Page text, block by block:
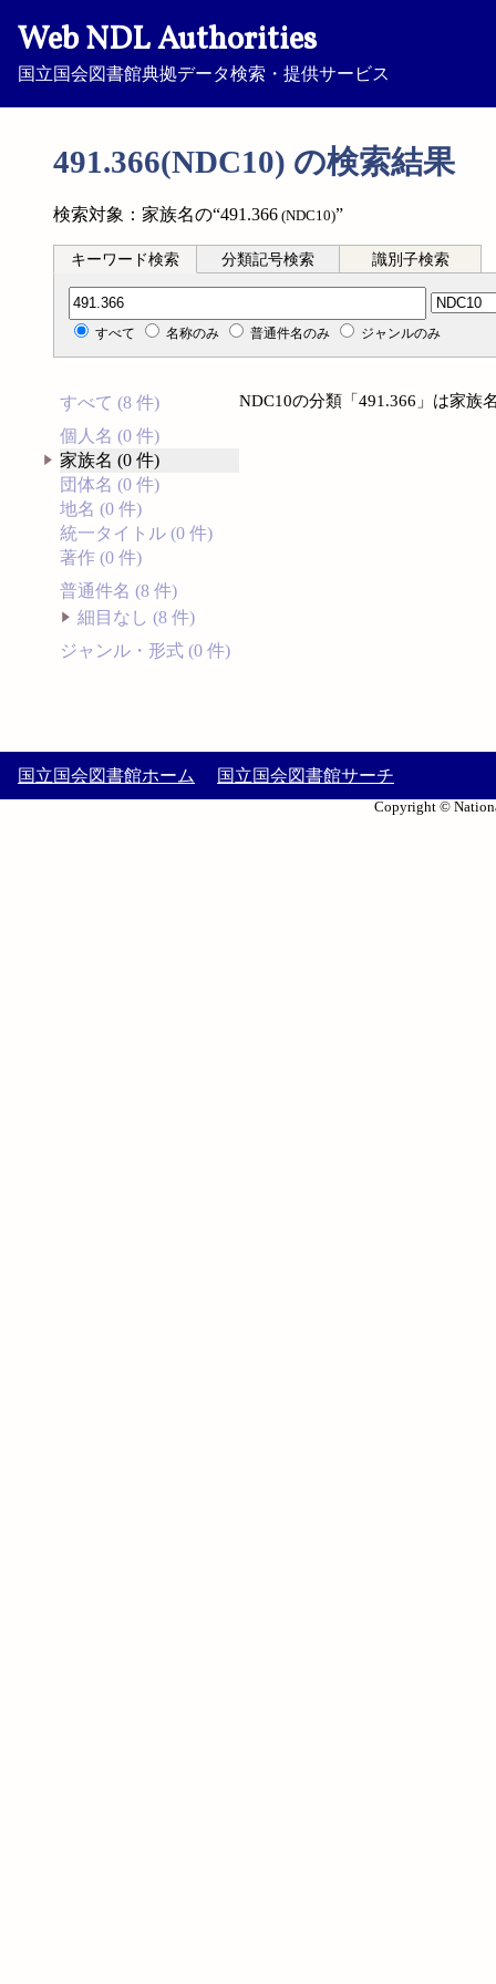
Web NDL Authorities
国立国会図書館典拠データ検索・提供サービス
491.366(NDC10) の検索結果
検索対象：家族名の“491.366 (NDC10)”
キーワード検索 分類記号検索 識別子検索
分類記号検索
すべて 名称のみ 普通件名のみ ジャンルのみ
すべて (8 件)
個人名 (0 件)
家族名 (0 件)
団体名 (0 件)
地名 (0 件)
統一タイトル (0 件)
著作 (0 件)
普通件名 (8 件)
細目なし (8 件)
ジャンル・形式 (0 件)
NDC10の分類「491.366」は家族
国立国会図書館ホーム 国立国会図書館サーチ
Copyright ©